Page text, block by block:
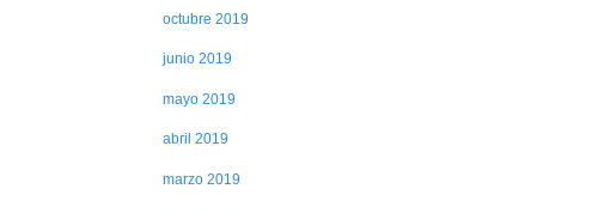
octubre 2019
junio 2019
mayo 2019
abril 2019
marzo 2019